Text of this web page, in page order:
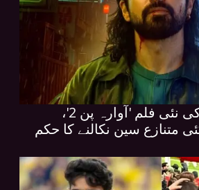
عمران ہاشمی کی نئی فلم 'آوارہ پن 2'،
متنازع سین نکالنے کا حکم